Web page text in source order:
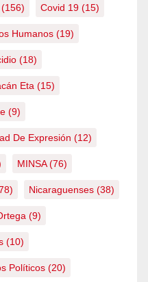
(156) Covid 19 (15)
Humanos (19)
(18)
Eta (15)
(9)
De Expresión (12)
MINSA(76)
Nicaraguenses (38)
(9)
(10)
Políticos (20)